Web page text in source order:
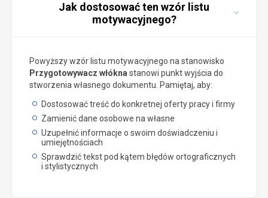
Jak dostosować ten wzór listu
motywacyjnego?
Powyższy wzór listu motywacyjnego na stanowisko
Przygotowywacz włókna stanowi punkt wyjścia do
stworzenia własnego dokumentu. Pamiętaj, aby:
Dostosować treść do konkretnej oferty pracy i firmy
Zamienić dane osobowe na własne
Uzupełnić informacje o swoim doświadczeniu i
umiejętnościach
Sprawdzić tekst pod kątem błędów ortograficznych
i stylistycznych